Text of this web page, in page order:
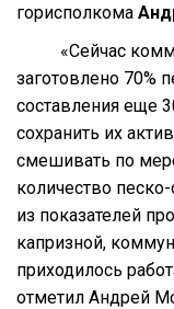
горисполкома
«Сейчас
заготовлено 70%
составления еще
сохранить их
смешивать по
количество
из показателей
капризной,
приходилось
отметил Андрей